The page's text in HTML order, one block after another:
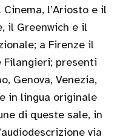
l’Ariosto e il
il Greenwich e il
a Firenze il
Filangieri; presenti
Genova, Venezia,
in lingua originale
di queste sale, in
via